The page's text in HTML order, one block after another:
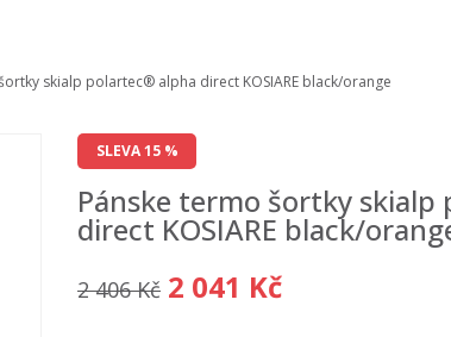
skialp polartec® alpha direct KOSIARE black/orange
SLEVA 15 %
Pánske termo šortky
direct KOSIARE black/
2 406 Kč 2 041 Kč